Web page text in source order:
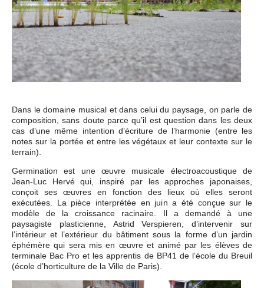
Cousinages
Dans le domaine musical et dans celui du paysage, on parle de
composition, sans doute parce qu’il est question dans les deux
cas d’une même intention d’écriture de l’harmonie (entre les
notes sur la portée et entre les végétaux et leur contexte sur le
terrain).
Germination est une œuvre musicale électroacoustique de
Jean-Luc Hervé qui, inspiré par les approches japonaises,
conçoit ses œuvres en fonction des lieux où elles seront
exécutées. La pièce interprétée en juin a été conçue sur le
modèle de la croissance racinaire. Il a demandé à une
paysagiste plasticienne, Astrid Verspieren, d’intervenir sur
l’intérieur et l’extérieur du bâtiment sous la forme d’un jardin
éphémère qui sera mis en œuvre et animé par les élèves de
terminale Bac Pro et les apprentis de BP41 de l’école du Breuil
(école d’horticulture de la Ville de Paris).